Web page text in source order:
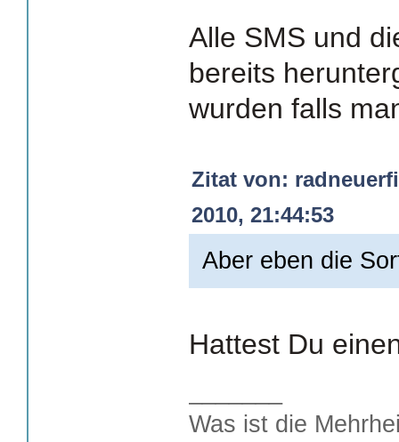
Alle SMS und
bereits
wurden falls
Zitat von:
2010, 21:44:53
Aber eben die
Hattest Du
Was ist die